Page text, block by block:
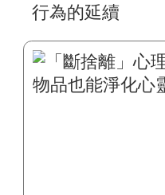
行為的延續